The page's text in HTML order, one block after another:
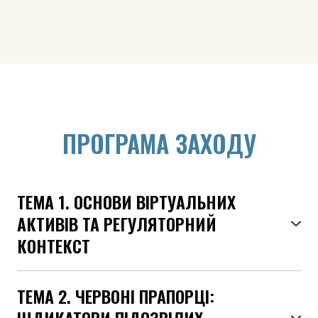
ПРОГРАМА ЗАХОДУ
ТЕМА 1. ОСНОВИ ВІРТУАЛЬНИХ
АКТИВІВ ТА РЕГУЛЯТОРНИЙ
КОНТЕКСТ
● Що таке віртуальні активи: криптовалюта,
стейблкоїни, токени, NFT.
● Чим віртуальні активи відрізняються від
ТЕМА 2. ЧЕРВОНІ ПРАПОРЦІ: